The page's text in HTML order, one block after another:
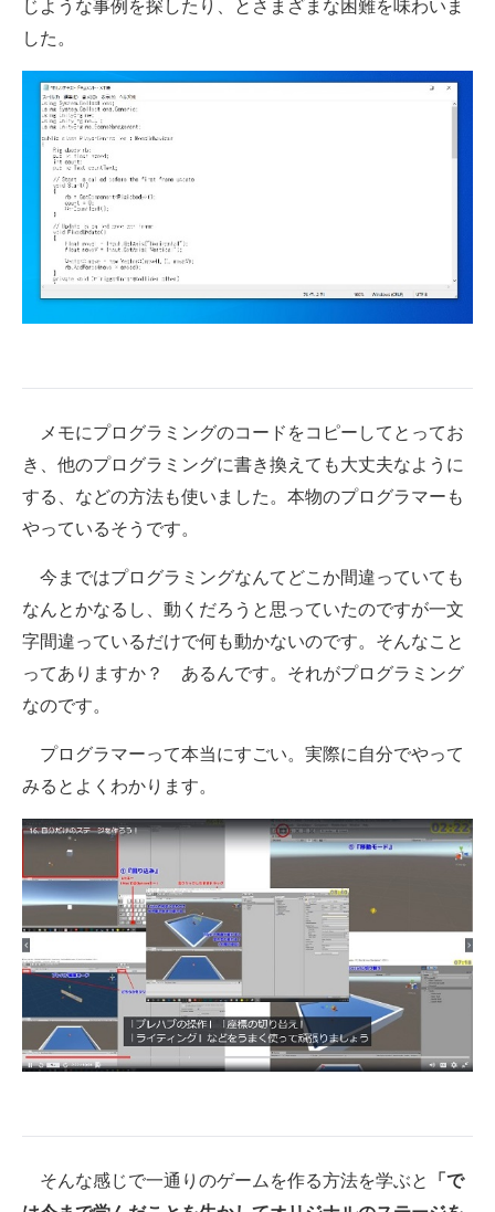
じような事例を探したり、とさまざまな困難を味わいま
した。
メモにプログラミングのコードをコピーしてとってお
き、他のプログラミングに書き換えても大丈夫なように
する、などの方法も使いました。本物のプログラマーも
やっているそうです。
今まではプログラミングなんてどこか間違っていても
なんとかなるし、動くだろうと思っていたのですが一文
字間違っているだけで何も動かないのです。そんなこと
ってありますか？ あるんです。それがプログラミング
なのです。
プログラマーって本当にすごい。実際に自分でやって
みるとよくわかります。
そんな感じで一通りのゲームを作る方法を学ぶと
「で